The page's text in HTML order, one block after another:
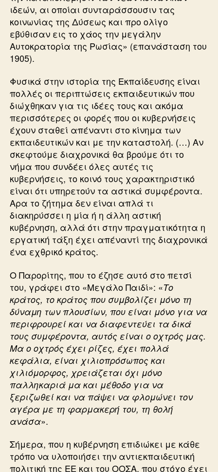
ιδεών, αι οποίαι συνταράσσουσιν τας
κοινωνίας της Δύσεως και προ ολίγο
εβύθισαν εις το χάος την μεγάλην
Αυτοκρατορία της Ρωσίας» (επανάσταση του
1905).
Φυσικά στην ιστορία της Εκπαίδευσης είναι
πολλές οι περιπτώσεις εκπαιδευτικών που
διώχθηκαν για τις ιδέες τους και ακόμα
περισσότερες οι φορές που οι κυβερνήσεις
έχουν σταθεί απέναντι στο κίνημα των
εκπαιδευτικών και με την καταστολή. (…) Αν
σκεφτούμε διαχρονικά θα βρούμε ότι το
νήμα που συνδέει όλες αυτές τις
κυβερνήσεις, το κοινό τους χαρακτηριστικό
είναι ότι υπηρετούν τα αστικά συμφέροντα.
Αρα το ζήτημα δεν είναι απλά τι
διακηρύσσει η μία ή η άλλη αστική
κυβέρνηση, αλλά ότι στην πραγματικότητα η
εργατική τάξη έχει απέναντί της διαχρονικά
ένα εχθρικό κράτος.
Ο Παρορίτης, που το έζησε αυτό στο πετσί
του, γράφει στο «Μεγάλο Παιδί»: «Το
κράτος, το κράτος που συμβολίζει μόνο τη
δύναμη των πλουσίων, που είναι μόνο για να
περιφρουρεί και να διαφεντεύει τα δικά
τους συμφέροντα, αυτός είναι ο οχτρός μας.
Μα ο οχτρός έχει ρίζες, έχει πολλά
κεφάλια, είναι χιλιοπρόσωπος και
χιλιόμορφος, χρειάζεται όχι μόνο
παλληκαριά μα και μέθοδο για να
ξεριζωθεί και να πάψει να φλομώνει τον
αγέρα με τη φαρμακερή του, τη θολή
ανάσα».
Σήμερα, που η κυβέρνηση επιδιώκει με κάθε
τρόπο να υλοποιήσει την αντιεκπαιδευτική
πολιτική της ΕΕ και του ΟΟΣΑ, που στόχο έχει